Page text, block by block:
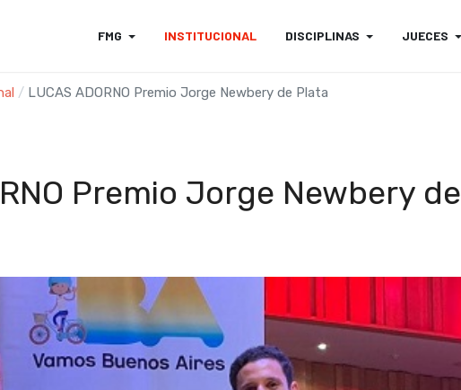
FMG INSTITUCIONAL DISCIPLINAS JUECES
LUCAS ADORNO Premio Jorge Newbery de Plata
Premio Jorge Newbery de